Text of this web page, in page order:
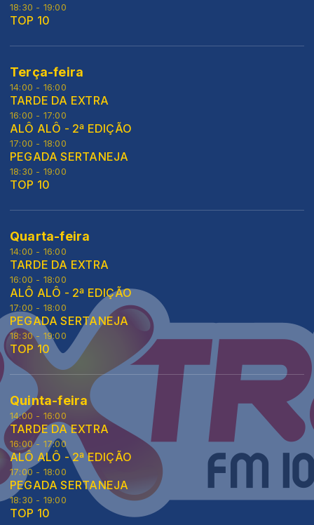
18:30 - 19:00
TOP 10
Terça-feira
14:00 - 16:00
TARDE DA EXTRA
16:00 - 17:00
ALÔ ALÔ - 2ª EDIÇÃO
17:00 - 18:00
PEGADA SERTANEJA
18:30 - 19:00
TOP 10
Quarta-feira
14:00 - 16:00
TARDE DA EXTRA
16:00 - 18:00
ALÔ ALÔ - 2ª EDIÇÃO
17:00 - 18:00
PEGADA SERTANEJA
18:30 - 19:00
TOP 10
Quinta-feira
14:00 - 16:00
TARDE DA EXTRA
16:00 - 17:00
ALÔ ALÔ - 2ª EDIÇÃO
17:00 - 18:00
PEGADA SERTANEJA
18:30 - 19:00
TOP 10